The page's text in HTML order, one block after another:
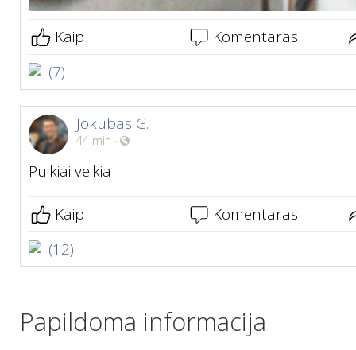
Kaip Komentaras
(7)
Jokubas G.
44 min ·
Puikiai veikia
Kaip Komentaras
(12)
Papildoma informacija